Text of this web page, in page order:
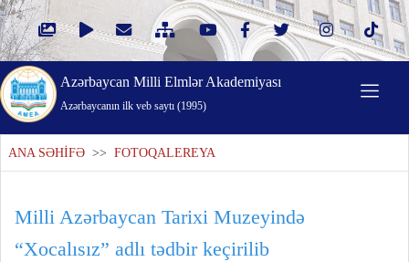
Azərbaycan Milli Elmlər Akademiyası
Azərbaycanın ilk veb saytı (1995)
ANA SƏHİFƏ >> FOTOQALEREYA
Milli Azərbaycan Tarixi Muzeyində
“Xocalısız” adlı tədbir keçirilib